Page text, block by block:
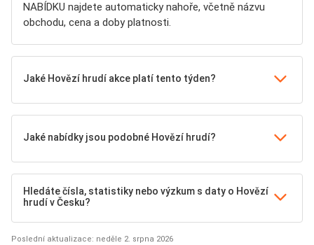
NABÍDKU najdete automaticky nahoře, včetně názvu
obchodu, cena a doby platnosti.
Jaké Hovězí hrudí akce platí tento týden?
Jaké nabídky jsou podobné Hovězí hrudí?
Hledáte čísla, statistiky nebo výzkum s daty o Hovězí
hrudí v Česku?
Poslední aktualizace: neděle 2. srpna 2026